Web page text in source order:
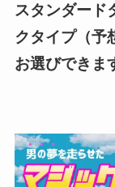
スタンダード
クタイプ（予
お選びできま